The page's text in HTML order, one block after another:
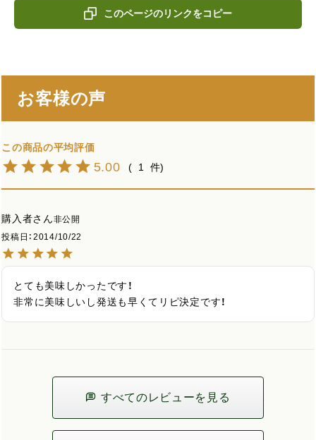
このページのリンクをコピー
お客様の声
5.00 1
購入者
非公開
投稿日
2014/10/22
とても美味しかったです！
非常に美味しいし発送も早くてリピ決定です！
すべてのレビューを見る